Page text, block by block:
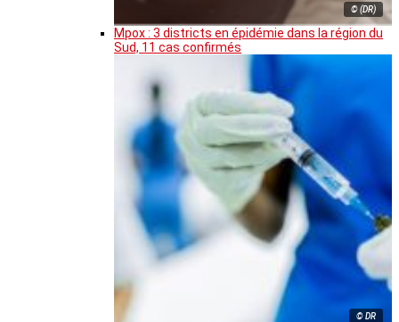
© (DR)
Mpox : 3 districts en épidémie dans la région du
Sud, 11 cas confirmés
© DR